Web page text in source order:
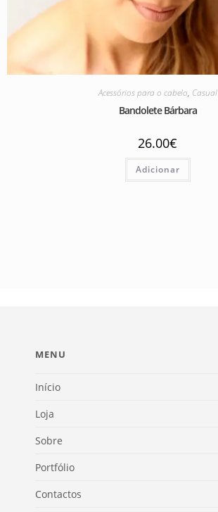
Acessórios para o cabelo, Casual
Bandolete Bárbara
26.00€
Adicionar
MENU
Início
Loja
Sobre
Portfólio
Contactos